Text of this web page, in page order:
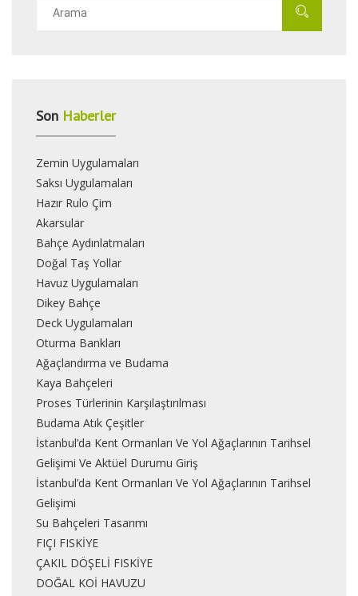
Son Haberler
Zemin Uygulamaları
Saksı Uygulamaları
Hazır Rulo Çim
Akarsular
Bahçe Aydınlatmaları
Doğal Taş Yollar
Havuz Uygulamaları
Dikey Bahçe
Deck Uygulamaları
Oturma Bankları
Ağaçlandırma ve Budama
Kaya Bahçeleri
Proses Türlerinin Karşılaştırılması
Budama Atık Çeşitler
İstanbul’da Kent Ormanları Ve Yol Ağaçlarının Tarihsel
Gelişimi Ve Aktüel Durumu Giriş
İstanbul’da Kent Ormanları Ve Yol Ağaçlarının Tarihsel
Gelişimi
Su Bahçeleri Tasarımı
FIÇI FISKİYE
ÇAKIL DÖŞELİ FISKİYE
DOĞAL KOİ HAVUZU